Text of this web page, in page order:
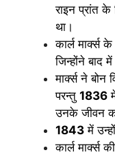
राइन प्रांत
था।
कार्ल मार्क्स
जिन्होंने बाद
मार्क्स ने बोन
परन्तु 1836
उनके जीवन
1843 में
कार्ल मार्क्स